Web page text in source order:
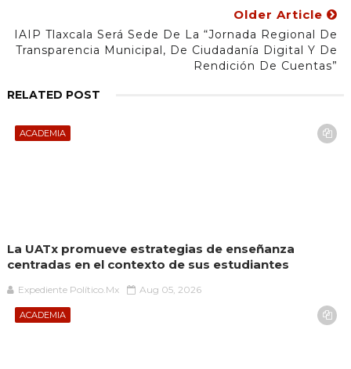
Older Article
IAIP Tlaxcala Será Sede De La “Jornada Regional De
Transparencia Municipal, De Ciudadanía Digital Y De
Rendición De Cuentas”
RELATED POST
ACADEMIA
La UATx promueve estrategias de enseñanza
centradas en el contexto de sus estudiantes
Expediente Político.Mx Aug 05, 2026
ACADEMIA